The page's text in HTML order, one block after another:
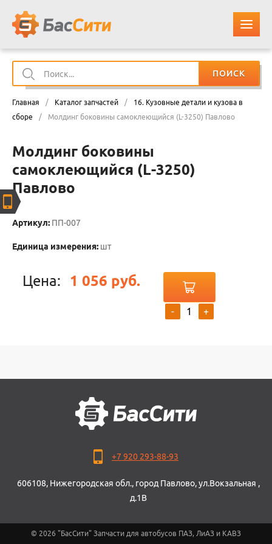
ПОИСК
Главная / Каталог запчастей /
16. Кузовные детали и кузова в
сборе
/ Молдинг боковины самоклеющийся (L-3250) Павлово
Молдинг боковины
самоклеющийся (L-3250)
Павлово
Артикул: ПП-007
Единица измерения: шт
Цена: 1 056 руб.
- +
+7 920 293-88-93
606108, Нижегородская обл., город Павлово, ул.Вокзальная ,
д.1В
© 2026 "БасСити" Запчасти для автобусов ПАЗ, ЛиАЗ и КАВЗ
КАТАЛОГ ЗАПЧАСТЕЙ
ОПЛАТА И ДОСТАВКА